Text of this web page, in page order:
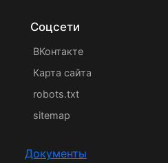
Соцсети
ВКонтакте
Карта сайта
robots.txt
sitemap
Документы